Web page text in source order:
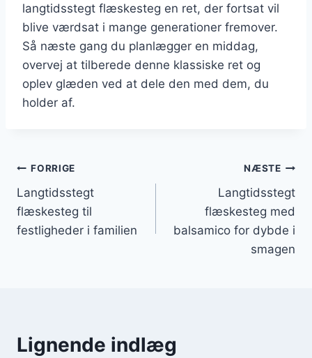
langtidsstegt flæskesteg en ret, der fortsat vil
blive værdsat i mange generationer fremover.
Så næste gang du planlægger en middag,
overvej at tilberede denne klassiske ret og
oplev glæden ved at dele den med dem, du
holder af.
Indlægsnavigation
FORRIGE
Langtidsstegt
flæskesteg til
festligheder i familien
NÆSTE
Langtidsstegt
flæskesteg med
balsamico for dybde i
smagen
Lignende indlæg